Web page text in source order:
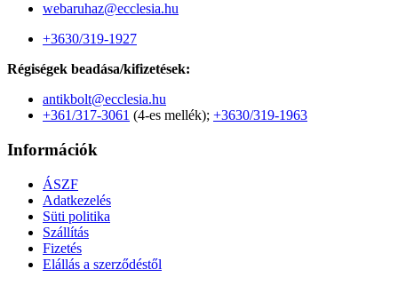
webaruhaz@ecclesia.hu
+3630/319-1927
Régiségek beadása/kifizetések:
antikbolt@ecclesia.hu
+361/317-3061 (4-es mellék); +3630/319-1963
Információk
ÁSZF
Adatkezelés
Süti politika
Szállítás
Fizetés
Elállás a szerződéstől